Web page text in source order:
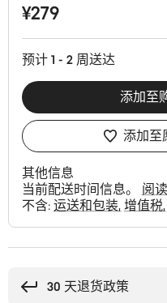
¥279
预计 1 - 2 周送达
添加至
添加至
其他信息
当前配送时间信息。 阅
不含: 运送和包装 增值税
30 天退货政策